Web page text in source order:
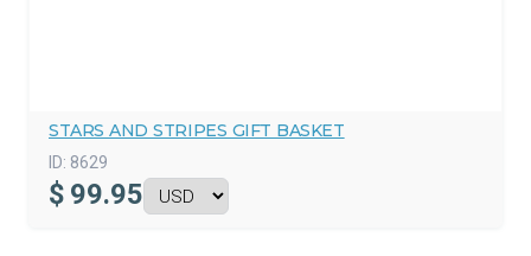
STARS AND STRIPES GIFT BASKET
ID: 8629
$ 99.95